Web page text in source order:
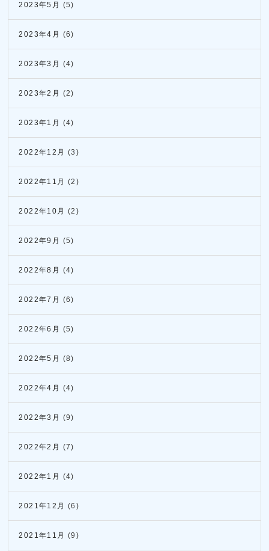
2023年5月 (5)
2023年4月 (6)
2023年3月 (4)
2023年2月 (2)
2023年1月 (4)
2022年12月 (3)
2022年11月 (2)
2022年10月 (2)
2022年9月 (5)
2022年8月 (4)
2022年7月 (6)
2022年6月 (5)
2022年5月 (8)
2022年4月 (4)
2022年3月 (9)
2022年2月 (7)
2022年1月 (4)
2021年12月 (6)
2021年11月 (9)